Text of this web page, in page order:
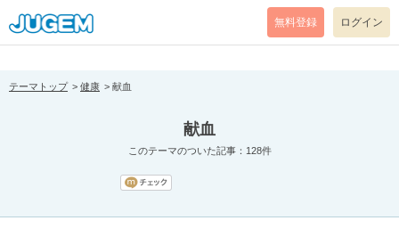
[pear_error: message="Success" code=0 mode=return level=notice
prefix="" info=""]
無料登録 ログイン
テーマトップ 健康 献血
献血
このテーマのついた記事：128件